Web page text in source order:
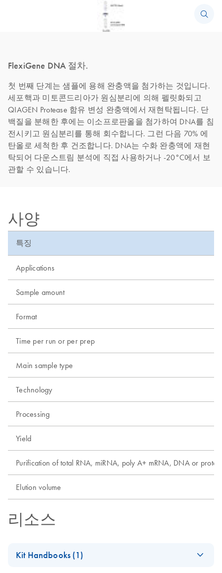
FlexiGene DNA 절차.
첫 번째 단계는 샘플에 용해 완충액을 첨가하는 것입니다.
세포핵과 미토콘드리아가 원심분리에 의해 펠릿화되고
QIAGEN Protease 함유 변성 완충액에서 재현탁됩니다. 단
백질을 분해한 후에는 이소프로판올을 첨가하여 DNA를 침
전시키고 원심분리를 통해 회수합니다. 그런 다음 70% 에
탄올로 세척한 후 건조합니다. DNA는 수화 완충액에 재현
탁되어 다운스트림 분석에 직접 사용하거나 -20°C에서 보
관할 수 있습니다.
사양
특징
Applications
Sample amount
Format
Time per run or per prep
Main sample type
Technology
Processing
Yield
Purification of total RNA, miRNA, poly A+ mRNA, DNA or
Elution volume
리소스
Kit Handbooks (1)